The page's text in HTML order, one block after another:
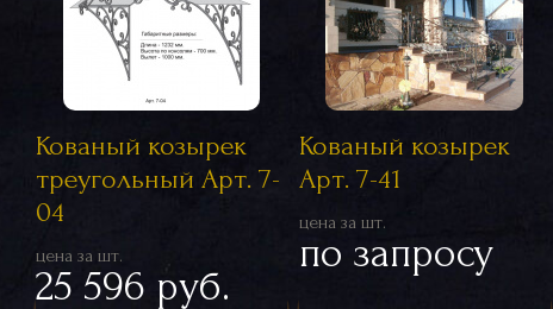
Кованый козырек
треугольный Арт. 7-
04
цена за шт.
25 596 руб.
Кованый козырек
Арт. 7-41
цена за шт.
по запросу